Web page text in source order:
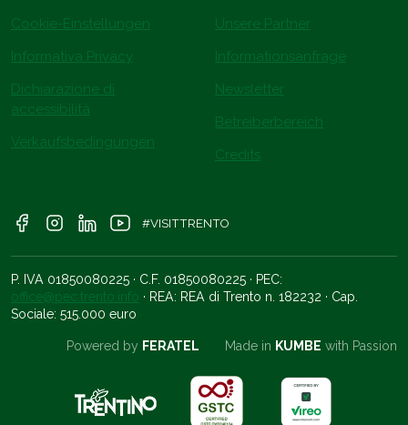
Cookie-Einstellungen
Informativa Privacy
Dichiarazione di
accessibilità
Verkaufsbedingungen
Unsere Partner
Informationsanfrage
Newsletter
Betreiberbereich
Credits
#VISITTRENTO
P. IVA 01850080225 · C.F. 01850080225 · PEC:
office@pec.trento.info · REA: REA di Trento n. 182232 · Cap.
Sociale: 515.000 euro
Powered by FERATEL Made in KUMBE with Passion